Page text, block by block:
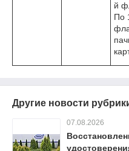
й
По
Другие новости
07.08.2026